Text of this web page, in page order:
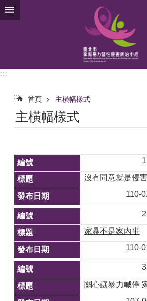
跳到主要內容區塊
:::
::: 首頁 主橫幅樣式
主橫幅樣式
1
沒有同意就是侵害
110-
2
家暴不是家內事
110-
3
關心讓暴力喊停